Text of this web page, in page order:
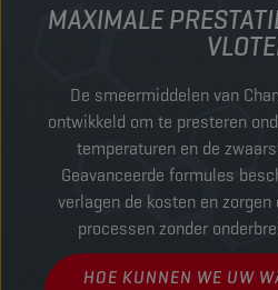
MAXIMALE
De smeermiddelen van
ontwikkeld om te presteren
temperaturen en de
Geavanceerde formules
verlagen de kosten en
processen zonder
HOE KUNNEN WE UW